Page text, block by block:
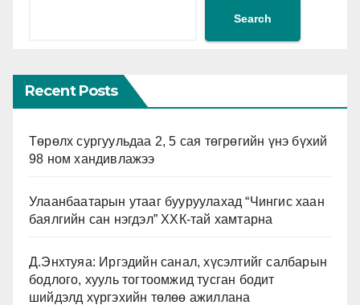
Search
Recent Posts
Төрөлх сургуульдаа 2, 5 сая төгрөгийн үнэ бүхий
98 ном хандивлажээ
Улаанбаатарын утааг бууруулахад “Чингис хаан
баялгийн сан нэгдэл” ХХК-тай хамтарна
Д.Энхтуяа: Иргэдийн санал, хүсэлтийг салбарын
бодлого, хууль тогтоомжид тусган бодит
шийдэлд хүргэхийн төлөө ажиллана